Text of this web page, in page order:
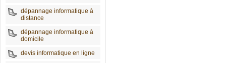
dépannage informatique à
distance
dépannage informatique à
domicile
devis informatique en ligne